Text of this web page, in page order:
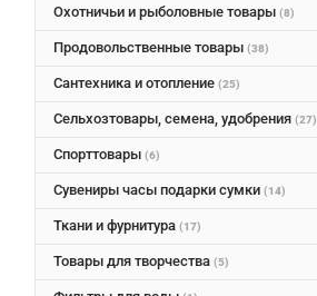
Охотничьи и рыболовные товары (8)
Продовольственные товары (38)
Сантехника и отопление (25)
Сельхозтовары, семена, удобрения (27)
Спорттовары (6)
Сувениры часы подарки сумки (14)
Ткани и фурнитура (17)
Товары для творчества (5)